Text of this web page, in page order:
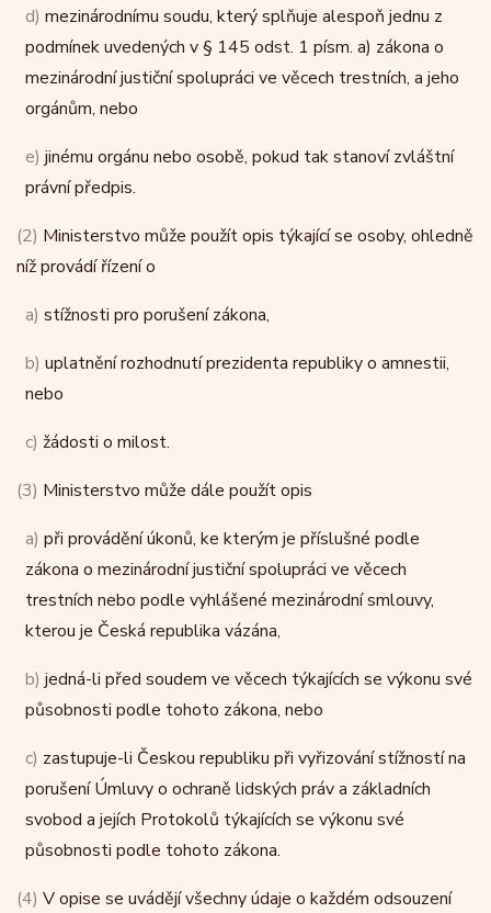
d) mezinárodnímu soudu, který splňuje alespoň jednu z
podmínek uvedených v § 145 odst. 1 písm. a) zákona o
mezinárodní justiční spolupráci ve věcech trestních, a jeho
orgánům, nebo
e) jinému orgánu nebo osobě, pokud tak stanoví zvláštní
právní předpis.
(2) Ministerstvo může použít opis týkající se osoby, ohledně
níž provádí řízení o
a) stížnosti pro porušení zákona,
b) uplatnění rozhodnutí prezidenta republiky o amnestii,
nebo
c) žádosti o milost.
(3) Ministerstvo může dále použít opis
a) při provádění úkonů, ke kterým je příslušné podle
zákona o mezinárodní justiční spolupráci ve věcech
trestních nebo podle vyhlášené mezinárodní smlouvy,
kterou je Česká republika vázána,
b) jedná-li před soudem ve věcech týkajících se výkonu své
působnosti podle tohoto zákona, nebo
c) zastupuje-li Českou republiku při vyřizování stížností na
porušení Úmluvy o ochraně lidských práv a základních
svobod a jejích Protokolů týkajících se výkonu své
působnosti podle tohoto zákona.
(4) V opise se uvádějí všechny údaje o každém odsouzení